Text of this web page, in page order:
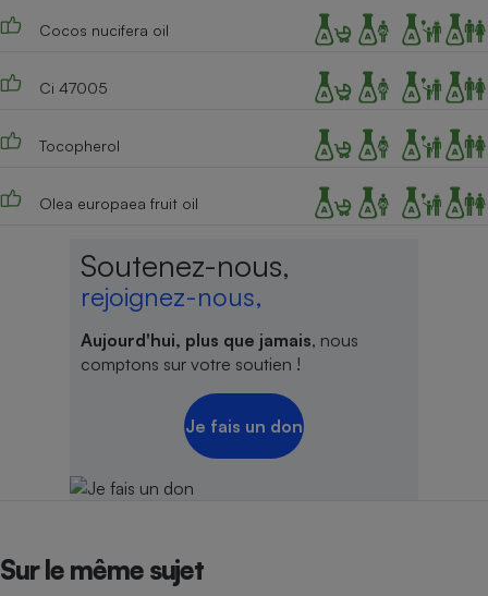
Cocos nucifera oil
Ci 47005
Tocopherol
Olea europaea fruit oil
Soutenez-nous,
rejoignez-nous,
Aujourd'hui, plus que jamais, nous
comptons sur votre soutien !
Je fais un don
Sur le même sujet